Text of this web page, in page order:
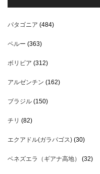
パタゴニア (484)
ペルー (363)
ボリビア (312)
アルゼンチン (162)
ブラジル (150)
チリ (82)
エクアドル(ガラパゴス) (30)
ベネズエラ（ギアナ高地） (32)